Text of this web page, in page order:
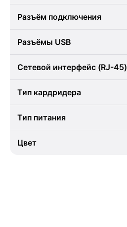
Разъём подключения
Разъёмы USB
Сетевой интерфейс (RJ-45)
Тип кардридера
Тип питания
Цвет